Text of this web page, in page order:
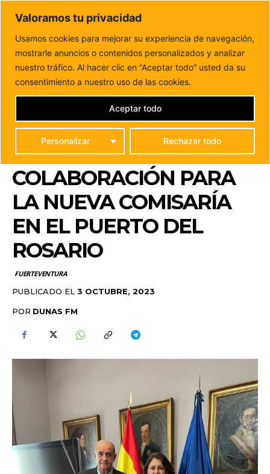
Valoramos tu privacidad
Usamos cookies para mejorar su experiencia de navegación,
mostrarle anuncios o contenidos personalizados y analizar
nuestro tráfico. Al hacer clic en “Aceptar todo” usted da su
consentimiento a nuestro uso de las cookies.
Personalizar Rechazar todo
Aceptar todo
DUNAS FM
Tu informacion de forma cercana
Inicio FUERTEVENTURA
El Cabildo y la Dirección General
de la Policía establecen líneas de...
EL CABILDO Y LA
DIRECCIÓN GENERAL DE
LA POLICÍA ESTABLECEN
LÍNEAS DE
COLABORACIÓN PARA
LA NUEVA COMISARÍA
EN EL PUERTO DEL
ROSARIO
FUERTEVENTURA
PUBLICADO EL 3 OCTUBRE, 2023
POR DUNAS FM